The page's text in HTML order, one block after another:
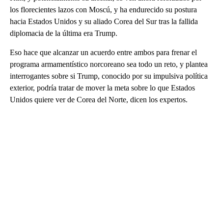
los florecientes lazos con Moscú, y ha endurecido su postura
hacia Estados Unidos y su aliado Corea del Sur tras la fallida
diplomacia de la última era Trump.
Eso hace que alcanzar un acuerdo entre ambos para frenar el
programa armamentístico norcoreano sea todo un reto, y plantea
interrogantes sobre si Trump, conocido por su impulsiva política
exterior, podría tratar de mover la meta sobre lo que Estados
Unidos quiere ver de Corea del Norte, dicen los expertos.